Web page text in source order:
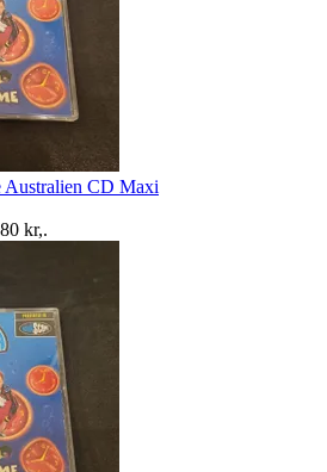
Australien CD Maxi
80 kr,.